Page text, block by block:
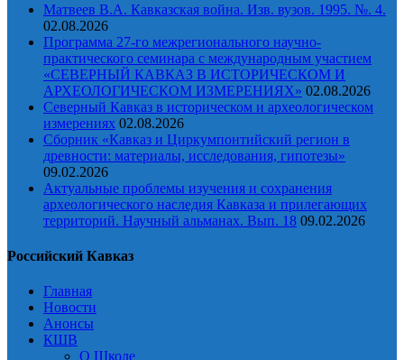
Матвеев В.А. Кавказская война. Изв. вузов. 1995. №. 4.
02.08.2026
Программа 27-го межрегионального научно-
практического семинара с международным участием
«СЕВЕРНЫЙ КАВКАЗ В ИСТОРИЧЕСКОМ И
АРХЕОЛОГИЧЕСКОМ ИЗМЕРЕНИЯХ» 02.08.2026
Северный Кавказ в историческом и археологическом
измерениях 02.08.2026
Сборник «Кавказ и Циркумпонтийский регион в
древности: материалы, исследования, гипотезы»
09.02.2026
Актуальные проблемы изучения и сохранения
археологического наследия Кавказа и прилегающих
территорий. Научный альманах. Вып. 18 09.02.2026
Российский Кавказ
Главная
Новости
Анонсы
КШВ
О Школе